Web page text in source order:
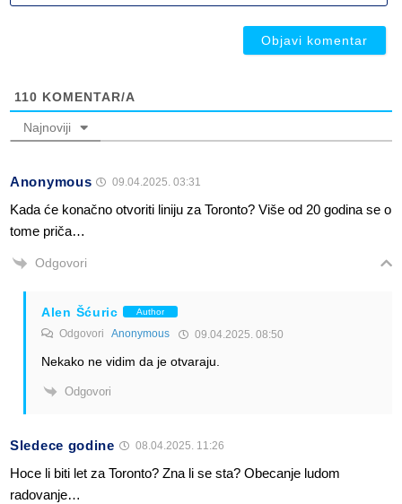
110 KOMENTAR/A
Najnoviji
Anonymous 09.04.2025. 03:31
Kada će konačno otvoriti liniju za Toronto? Više od 20 godina se o
tome priča…
Odgovori
Alen Šćuric Author
Odgovori Anonymous 09.04.2025. 08:50
Nekako ne vidim da je otvaraju.
Odgovori
Sledece godine 08.04.2025. 11:26
Hoce li biti let za Toronto? Zna li se sta? Obecanje ludom
radovanje…